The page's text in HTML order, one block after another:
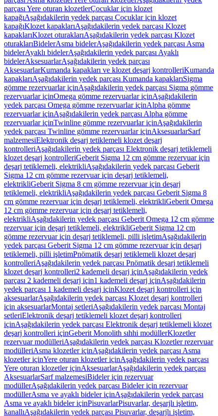
parçası Yere oturan klozetlerÇocuklar için klozet
kapağıAşağıdakilerin yedek parçası Çocuklar için klozet
kapağıKlozet kapaklarıAşağıdakilerin yedek parçası Klozet
kapaklarıKlozet oturaklarıAşağıdakilerin yedek parçası Klozet
oturaklarıBidelerAsma bidelerAşağıdakilerin yedek parçası Asma
bidelerAyaklı bidelerAşağıdakilerin yedek parçası Ayaklı
bidelerAksesuarlarAşağıdakilerin yedek parçası
AksesuarlarKumanda kapakları ve klozet deşarj kontrolleriKumanda
kapaklarıAşağıdakilerin yedek parçası Kumanda kapaklarıSigma
gömme rezervuarlar içinAşağıdakilerin yedek parçası Sigma gömme
rezervuarlar içinOmega gömme rezervuarlar içinAşağıdakilerin
yedek parçası Omega gömme rezervuarlar içinAlpha gömme
rezervuarlar içinAşağıdakilerin yedek parçası Alpha gömme
rezervuarlar içinTwinline gömme rezervuarlar içinAşağıdakilerin
yedek parçası Twinline gömme rezervuarlar içinAksesuarlarSarf
malzemesiElektronik deşarj tetiklemeli klozet deşarj
kontrolleriAşağıdakilerin yedek parçası Elektronik deşarj tetiklemeli
klozet deşarj kontrolleriGeberit Sigma 12 cm gömme rezervuar için
deşarj tetiklemeli, elektrikliAşağıdakilerin yedek parçası Geberit
Sigma 12 cm gömme rezervuar için deşarj tetiklemeli,
elektrikliGeberit Sigma 8 cm gömme rezervuar için deşarj
tetiklemeli, elektrikliAşağıdakilerin yedek parçası Geberit Sigma 8
cm gömme rezervuar için deşarj tetiklemeli, elektrikliGeberit Omega
12 cm gömme rezervuar için deşarj tetiklemeli,
elektrikliAşağıdakilerin yedek parçası Geberit Omega 12 cm gömme
rezervuar için deşarj tetiklemeli, elektrikliGeberit Sigma 12 cm
gömme rezervuar için deşarj tetiklemeli, pilli işletimAşağıdakilerin
yedek parçası Geberit Sigma 12 cm gömme rezervuar için deşarj
tetiklemeli, pilli işletimPnömatik deşarj tetiklemeli klozet deşarj
kontrolleriAşağıdakilerin yedek parçası Pnömatik deşarj tetiklemeli
klozet deşarj kontrolleri2 kademeli deşarj içinAşağıdakilerin yedek
parçası 2 kademeli deşarj için1 kademeli deşarj içinAşağıdakilerin
yedek parçası 1 kademeli deşarj içinKlozet deşarj kontrolleri için
aksesuarlarAşağıdakilerin yedek parçası Klozet deşarj kontrolleri
için aksesuarlarMontaj setleriAşağıdakilerin yedek parçası Montaj
setleriElektronik deşarj tetiklemeli klozet deşarj kontrolleri
içinAşağıdakilerin yedek parçası Elektronik deşarj tetiklemeli klozet
deşarj kontrolleri içinGeberit Monolith sıhhi modüllerKlozetler
rezervuar modülleriAşağıdakilerin yedek parçası Klozetler rezervuar
modülleriAsma klozetler içinAşağıdakilerin yedek parçası Asma
klozetler içinYere oturan klozetler içinAşağıdakilerin yedek parçası
Yere oturan klozetler içinAksesuarlarAşağıdakilerin yedek parçası
AksesuarlarSarf malzemesiBideler için rezervuar
modüllerAşağıdakilerin yedek parçası Bideler için rezervuar
modüllerAsma ve ayaklı bideler içinAşağıdakilerin yedek parçası
Asma ve ayaklı bideler içinPisuvarlarPisuvarlar, deşarjlı işletim,
kanallıAşağıdakilerin yedek parçası Pisuvarlar, deşarjlı işletim,